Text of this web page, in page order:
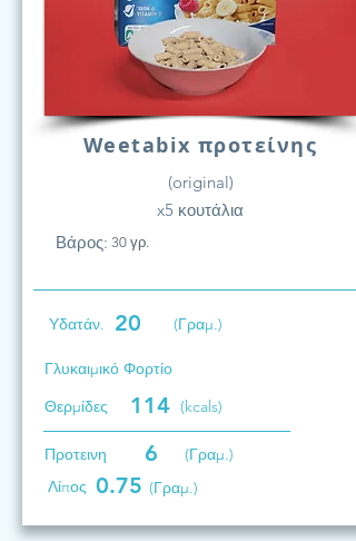
Weetabix προτείνης
(original)
x5 κουτάλια
Βάρος: 30 γρ.
Υδατάν. 20 (Γραμ.)
Γλυκαιμικό Φορτίο
Θερμίδες
114 (kcals)
Προτεινη 6
(Γραμ.)
Λίπος 0.75 (Γραμ.)